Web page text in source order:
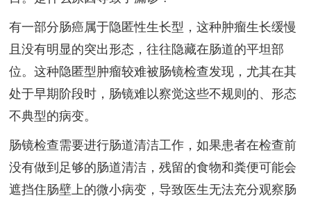
有一部分肠癌属于隐匿性生长型，这种肿瘤生长缓慢
且没有明显的突出形态，往往隐藏在肠道的平坦部
位。这种隐匿型肿瘤较难被肠镜检查发现，尤其在其
处于早期阶段时，肠镜难以察觉这些不规则的、形态
不典型的病变。
肠镜检查需要进行肠道清洁工作，如果患者在检查前
没有做到足够的肠道清洁，残留的食物和粪便可能会
遮挡住肠壁上的微小病变，导致医生无法充分观察肠